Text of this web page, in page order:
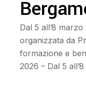
Dal 5 all’8
organizzata da
formazione e
2026 – Dal 5